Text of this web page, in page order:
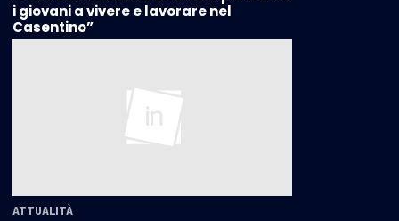
i giovani a vivere e lavorare nel
Casentino”
ATTUALITÀ